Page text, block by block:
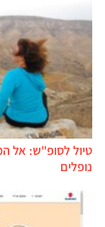
טיול לסופ"ש: אל
נופלים